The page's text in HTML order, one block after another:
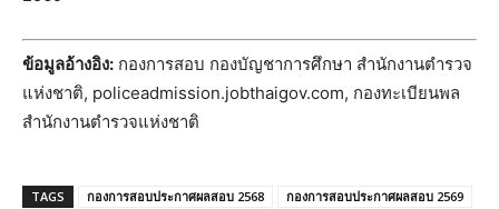
ข้อมูลอ้างอิง: กองการสอบ กองบัญชาการศึกษา สำนักงานตำรวจ
แห่งชาติ, policeadmission.jobthaigov.com, กองทะเบียนพล
สำนักงานตำรวจแห่งชาติ
TAGS กองการสอบประกาศผลสอบ 2568
กองการสอบประกาศผลสอบ 2569